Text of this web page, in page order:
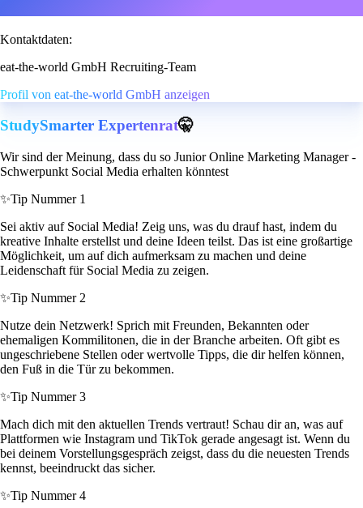
Kontaktdaten:
eat-the-world GmbH Recruiting-Team
Profil von eat-the-world GmbH anzeigen
StudySmarter Expertenrat🤫
Wir sind der Meinung, dass du so Junior Online Marketing Manager -
Schwerpunkt Social Media erhalten könntest
✨Tip Nummer 1
Sei aktiv auf Social Media! Zeig uns, was du drauf hast, indem du
kreative Inhalte erstellst und deine Ideen teilst. Das ist eine großartige
Möglichkeit, um auf dich aufmerksam zu machen und deine
Leidenschaft für Social Media zu zeigen.
✨Tip Nummer 2
Nutze dein Netzwerk! Sprich mit Freunden, Bekannten oder
ehemaligen Kommilitonen, die in der Branche arbeiten. Oft gibt es
ungeschriebene Stellen oder wertvolle Tipps, die dir helfen können,
den Fuß in die Tür zu bekommen.
✨Tip Nummer 3
Mach dich mit den aktuellen Trends vertraut! Schau dir an, was auf
Plattformen wie Instagram und TikTok gerade angesagt ist. Wenn du
bei deinem Vorstellungsgespräch zeigst, dass du die neuesten Trends
kennst, beeindruckt das sicher.
✨Tip Nummer 4